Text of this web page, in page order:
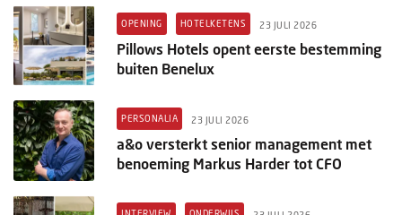
OPENING HOTELKETENS 23 JULI 2026
Pillows Hotels opent eerste bestemming
buiten Benelux
PERSONALIA 23 JULI 2026
a&o versterkt senior management met
benoeming Markus Harder tot CFO